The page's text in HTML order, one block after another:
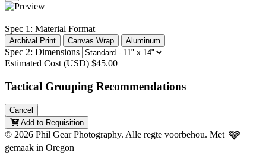
Spec 1: Material Format
Archival Print Canvas Wrap Aluminum
Spec 2: Dimensions
Estimated Cost (USD) $45.00
Tactical Grouping Recommendations
Cancel
Add to Requisition
© 2026 Phil Gear Photography. Alle regte voorbehou. Met 🩶
gemaak in Oregon